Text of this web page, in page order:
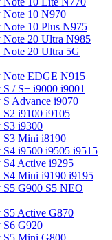
Note 10 N970
Note 10 Plus N975
Note 20 Ultra N985
Note 20 Ultra 5G
Note EDGE N915
/ S+ i9000 i9001
S Advance i9070
S2 i9100 i9105
S3 i9300
S3 Mini i8190
S4 i9500 i9505 i9515
S4 Active i9295
S4 Mini i9190 i9195
S5 G900 S5 NEO
S5 Active G870
S6 G920
S5 Mini G800